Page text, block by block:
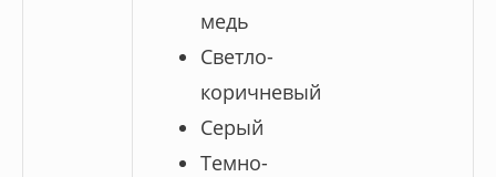
медь
Светло-
коричневый
Серый
Темно-